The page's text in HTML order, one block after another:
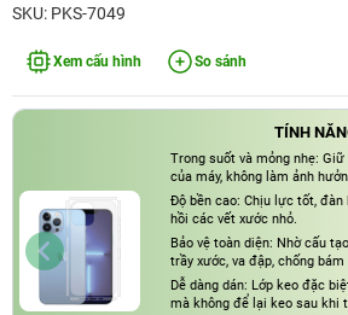
SKU: PKS-7049
Xem cấu hình So sánh
TÍNH
Trong suốt và mỏng nhẹ: Giữ
của máy, không làm ảnh
Độ bền cao: Chịu lực tốt,
hồi các vết xước nhỏ.
Bảo vệ toàn diện: Nhờ cấu
trầy xước, va đập, chống bám
Dễ dàng dán: Lớp keo đặc
mà không để lại keo sau khi